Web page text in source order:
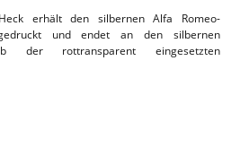
erhält den silbernen Alfa Romeo-
und endet an den silbernen
der rottransparent eingesetzten